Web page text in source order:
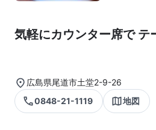
気軽にカウンター席で テ
広島県尾道市土堂2-9-26
0848-21-1119
地図